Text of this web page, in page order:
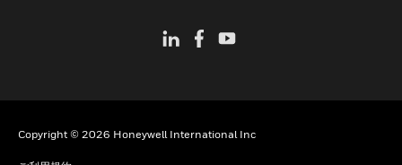
Copyright © 2026 Honeywell International Inc